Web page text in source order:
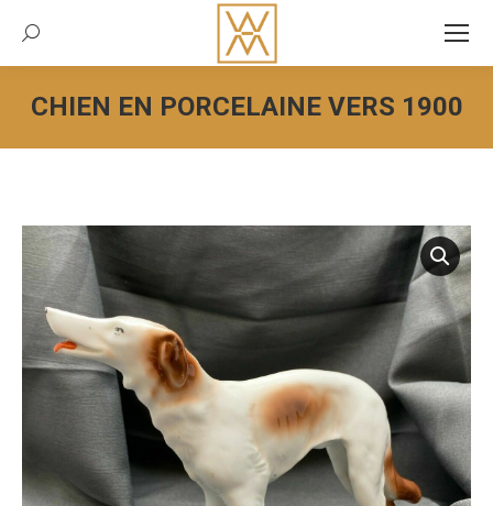
Recherche:
CHIEN EN PORCELAINE VERS 1900
Vous êtes ici :